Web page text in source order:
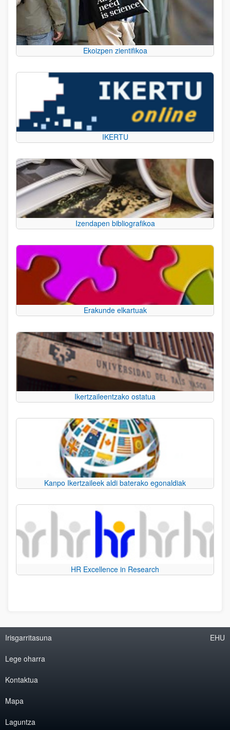
Ekoizpen zientifikoa
IKERTU
Izendapen bibliografikoa
Erakunde elkartuak
Ikertzaileentzako ostatua
Kanpo Ikertzaileek aldi baterako egonaldiak
HR Excellence in Research
Irisgarritasuna
Lege oharra
Kontaktua
Mapa
Laguntza
EHU